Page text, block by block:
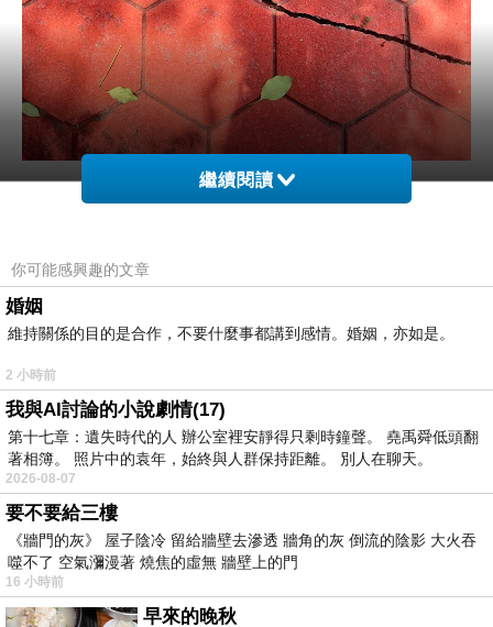
上一篇：95
WitchVera
2026-07-22 18:29:04
繼續寫著
這炎熱夏日
請留意補水防曬唷
繼續閱讀
你可能感興趣的文章
婚姻
維持關係的目的是合作，不要什麼事都講到感情。婚姻，亦如是。
2 小時前
我與AI討論的小說劇情(17)
第十七章：遺失時代的人 辦公室裡安靜得只剩時鐘聲。 堯禹舜低頭翻
著相簿。 照片中的袁年，始終與人群保持距離。 別人在聊天。
2026-08-07
要不要給三樓
《牆門的灰》 屋子陰冷 留給牆壁去滲透 牆角的灰 倒流的陰影 大火吞
噬不了 空氣瀰漫著 燒焦的虛無 牆壁上的門
16 小時前
早來的晚秋